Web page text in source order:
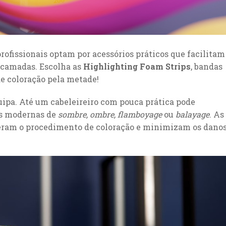
optam por acessórios práticos que facilitam
Escolha as Highlighting Foam Strips, bandas
coloração pela metade!
Até um cabeleireiro com pouca prática pode
modernas de sombre, ombre, flamboyageou balayage. As
o procedimento de coloração e minimizam os